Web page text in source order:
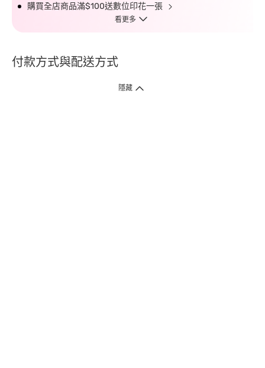
購買全店商品滿$100送數位印花一張
看更多
付款方式與配送方式
隱藏